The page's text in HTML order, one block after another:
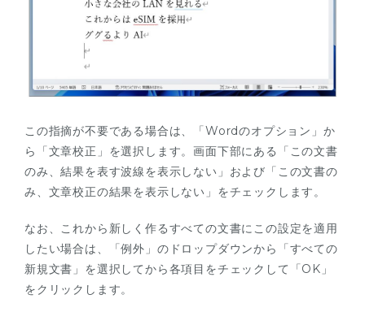
この指摘が不要である場合は、「Wordのオプション」か
ら「文章校正」を選択します。画面下部にある「この文書
のみ、結果を表す波線を表示しない」および「この文書の
み、文章校正の結果を表示しない」をチェックします。
なお、これから新しく作るすべての文書にこの設定を適用
したい場合は、「例外」のドロップダウンから「すべての
新規文書」を選択してから各項目をチェックして「OK」
をクリックします。